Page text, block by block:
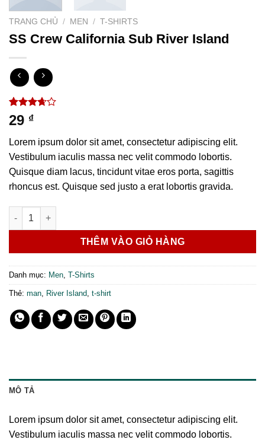
TRANG CHỦ / MEN / T-SHIRTS
SS Crew California Sub River Island
3.67
trên 5
3
đánh giá
29 ₫
Lorem ipsum dolor sit amet, consectetur adipiscing elit.
Vestibulum iaculis massa nec velit commodo lobortis.
Quisque diam lacus, tincidunt vitae eros porta, sagittis
rhoncus est. Quisque sed justo a erat lobortis gravida.
SS Crew California Sub River Island số lượng
THÊM VÀO GIỎ HÀNG
Danh mục: Men T-Shirts
Thẻ: man River Island t-shirt
MÔ TẢ
Lorem ipsum dolor sit amet, consectetur adipiscing elit.
Vestibulum iaculis massa nec velit commodo lobortis.